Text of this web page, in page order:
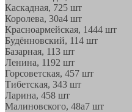
Каскадная, 725 шт
Королева, 30а4 шт
Красноармейская, 1444 шт
Будённовский, 114 шт
Базарная, 113 шт
Ленина, 1192 шт
Горсоветская, 457 шт
Тибетская, 343 шт
Ларина, 458 шт
Малиновского, 48а7 шт